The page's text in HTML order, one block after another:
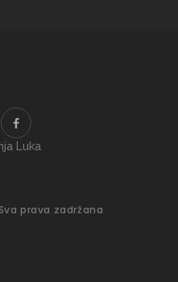
Luka
prava zadržana